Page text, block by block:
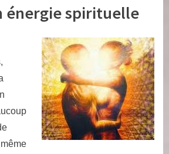
énergie spirituelle